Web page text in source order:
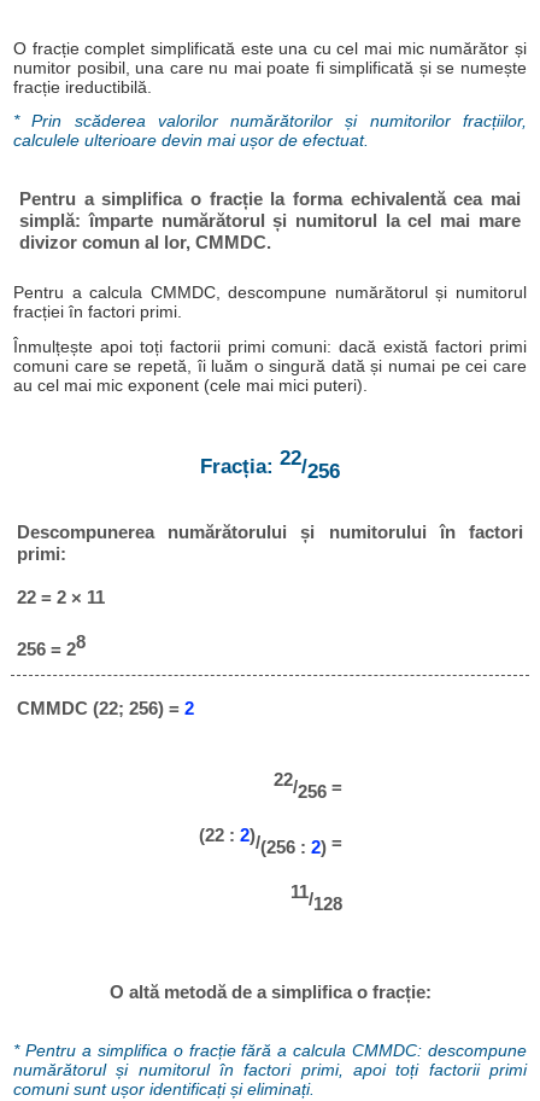
O fracție complet simplificată este una cu cel mai mic numărător și
numitor posibil, una care nu mai poate fi simplificată și se numește
fracție ireductibilă.
* Prin scăderea valorilor numărătorilor și numitorilor fracțiilor,
calculele ulterioare devin mai ușor de efectuat.
Pentru a simplifica o fracție la forma echivalentă cea mai
simplă: împarte numărătorul și numitorul la cel mai mare
divizor comun al lor, CMMDC.
Pentru a calcula CMMDC, descompune numărătorul și numitorul
fracției în factori primi.
Înmulțește apoi toți factorii primi comuni: dacă există factori primi
comuni care se repetă, îi luăm o singură dată și numai pe cei care
au cel mai mic exponent (cele mai mici puteri).
Fracția: 22/256
Descompunerea numărătorului și numitorului în factori
primi:
22 = 2 × 11
256 = 28
CMMDC (22; 256) = 2
22/256=
(22 : 2)/(256 : 2)=
11/128
O altă metodă de a simplifica o fracție:
* Pentru a simplifica o fracție fără a calcula CMMDC: descompune
numărătorul și numitorul în factori primi, apoi toți factorii primi
comuni sunt ușor identificați și eliminați.